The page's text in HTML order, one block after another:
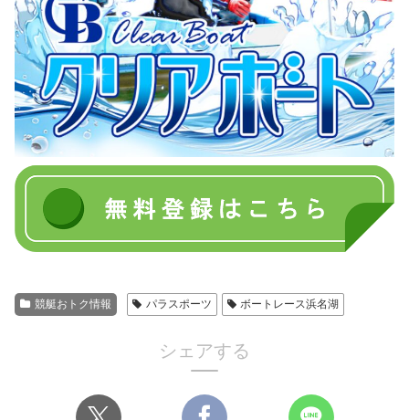
競艇おトク情報 パラスポーツ ボートレース浜名湖
シェアする